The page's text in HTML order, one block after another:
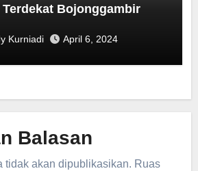
Terdekat ‎Bojonggambir
Kurniadi April 6, 2024
Balasan
tidak akan dipublikasikan. Ruas